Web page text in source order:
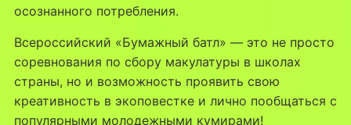
осознанного потребления.
Всероссийский «Бумажный батл» — это не просто
соревнования по сбору макулатуры в школах
страны, но и возможность проявить свою
креативность в экоповестке и лично пообщаться с
популярными молодежными кумирами!